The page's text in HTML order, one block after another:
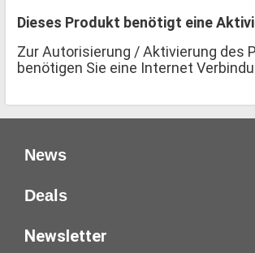
Dieses Produkt benötigt eine
Zur Autorisierung / Aktivierung des
benötigen Sie eine Internet
News
Deals
Newsletter